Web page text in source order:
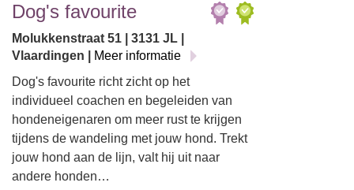
Dog's favourite
Molukkenstraat 51 | 3131 JL |
Vlaardingen |
Meer informatie
Dog's favourite richt zicht op het
individueel coachen en begeleiden van
hondeneigenaren om meer rust te krijgen
tijdens de wandeling met jouw hond. Trekt
jouw hond aan de lijn, valt hij uit naar
andere honden…